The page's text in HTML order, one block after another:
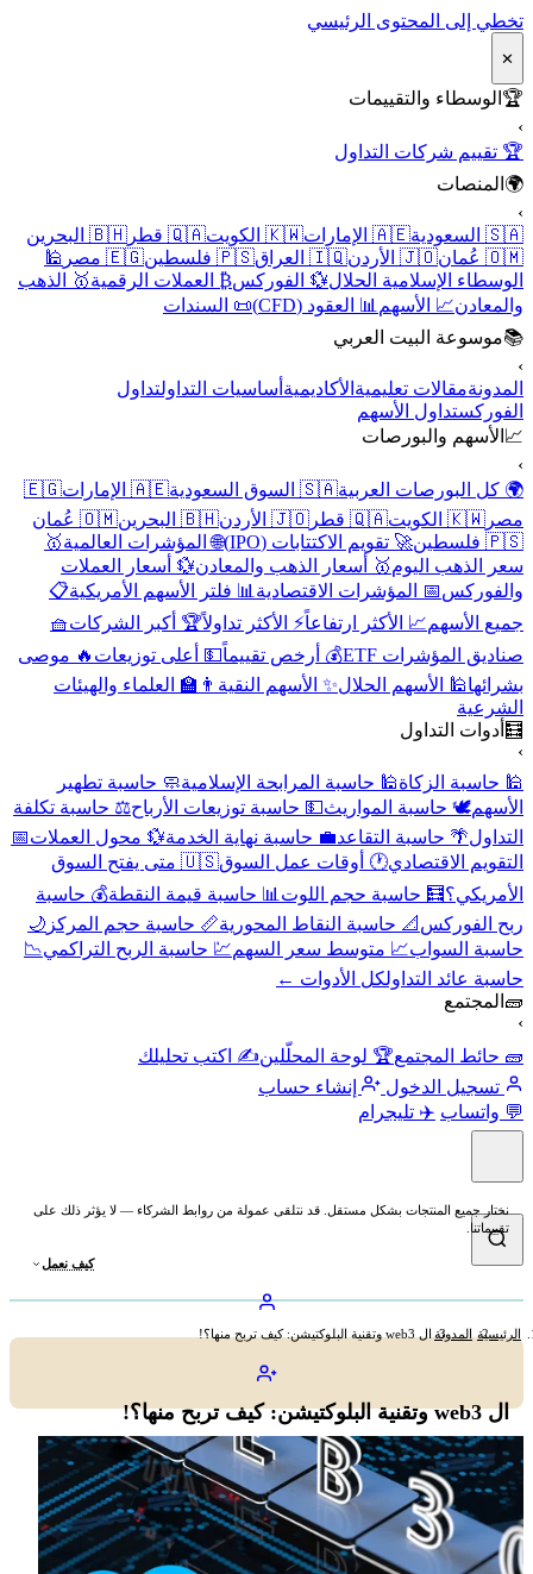
تخطي إلى المحتوى الرئيسي
✕
🏆 الوسطاء والتقييمات
›
🏆 تقييم شركات التداول
🌍 المنصات
›
🇸🇦 السعودية
🇦🇪 الإمارات 🇰🇼 الكويت 🇶🇦 قطر
🇧🇭 البحرين
🇴🇲 عُمان
🇯🇴 الأردن 🇮🇶 العراق 🇵🇸 فلسطين 🇪🇬 مصر
🕌
الوسطاء الإسلامية الحلال💱 الفوركس₿ العملات الرقمية🥇 الذهب
والمعادن📈 الأسهم 📊 العقود (CFD)
📜 السندات
📚موسوعة البيت العربي
›
المدونةمقالات تعليمية الأكاديمية أساسيات التداولتداول
الفوركستداول الأسهم
📈 الأسهم والبورصات
›
🌍 كل البورصات العربية🇸🇦 السوق السعودية 🇦🇪 الإمارات
🇪🇬
مصر 🇰🇼 الكويت 🇶🇦 قطر 🇯🇴 الأردن 🇧🇭 البحرين
🇴🇲 عُمان
🇵🇸 فلسطين
🚀 تقويم الاكتتابات (IPO) 🌐 المؤشرات العالمية🥇
سعر الذهب اليوم🥇 أسعار الذهب والمعادن💱 أسعار العملات
والفوركس📅 المؤشرات الاقتصادية 📊 فلتر الأسهم الأمريكية📋
جميع الأسهم📈 الأكثر ارتفاعاً⚡ الأكثر تداولاً🏆 أكبر الشركات🧺
صناديق المؤشرات ETF
💰 أرخص تقييماً💵 أعلى توزيعات 🔥 موصى
بشرائها🕌 الأسهم الحلال✨ الأسهم النقية 👨‍🏫 العلماء والهيئات
الشرعية
🧮 أدوات التداول
›
🕌 حاسبة الزكاة🕌 حاسبة المرابحة الإسلامية🧼 حاسبة تطهير
الأسهم🕊️ حاسبة المواريث💵 حاسبة توزيعات الأرباح⚖️ حاسبة تكلفة
التداول🌴 حاسبة التقاعد💼 حاسبة نهاية الخدمة💱 محول العملات📅
التقويم الاقتصادي🕐 أوقات عمل السوق
🇺🇸 متى يفتح السوق
الأمريكي؟🧮 حاسبة حجم اللوت 📊 حاسبة قيمة النقطة💰 حاسبة
ربح الفوركس 📐 حاسبة النقاط المحورية📏 حاسبة حجم المركز 🌙
حاسبة السواب📈 متوسط سعر السهم💹 حاسبة الربح التراكمي📉
حاسبة عائد التداولكل الأدوات ←
🧱 المجتمع
›
🧱 حائط المجتمع🏆 لوحة المحلّلين✍️ اكتب تحليلك
تسجيل الدخول
إنشاء حساب
💬 واتساب ✈️ تليجرام
نختار جميع المنتجات بشكل مستقل. قد نتلقى عمولة من روابط الشركاء — لا يؤثر ذلك على
تقييماتنا.
كيف نعمل
الرئيسية المدونة ال web3 وتقنية البلوكتيشن: كيف تربح منها؟!
ال web3 وتقنية البلوكتيشن: كيف تربح منها؟!